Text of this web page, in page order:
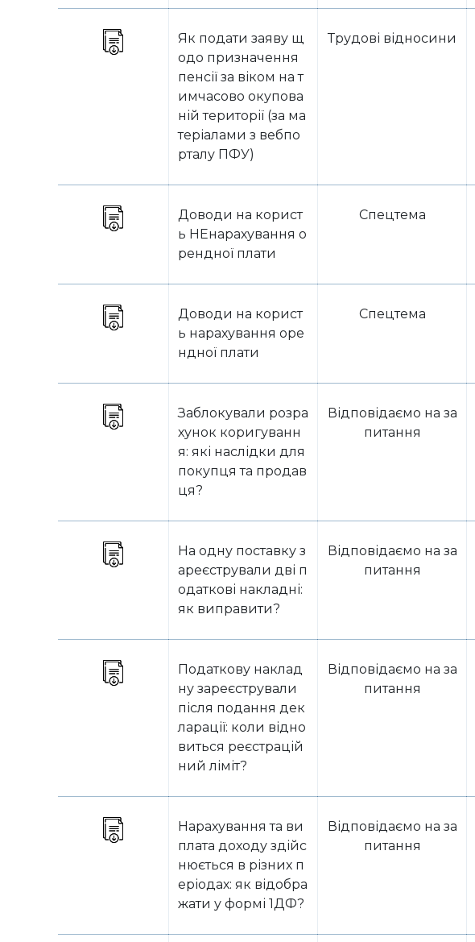
Як подати заяву щ
одо призначення
пенсії за віком на т
имчасово окупова
ній території (за ма
теріалами з вебпо
рталу ПФУ)
Трудові відносини
Доводи на корист
ь НЕнарахування о
рендної плати
Спецтема
Доводи на корист
ь нарахування оре
ндної плати
Спецтема
Заблокували розра
хунок коригуванн
я: які наслідки для
покупця та продав
ця?
Відповідаємо на за
питання
На одну поставку з
ареєстрували дві п
одаткові накладні:
як виправити?
Відповідаємо на за
питання
Податкову наклад
ну зареєстрували
після подання дек
ларації: коли відно
виться реєстрацій
ний ліміт?
Відповідаємо на за
питання
Нарахування та ви
плата доходу здійс
нюється в різних п
еріодах: як відобра
жати у формі 1ДФ?
Відповідаємо на за
питання